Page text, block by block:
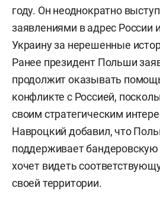
году. Он неоднократно
заявлениями в адрес России
Украину за нерешенные
Ранее президент Польши
продолжит оказывать
конфликте с Россией,
своим стратегическим
Навроцкий добавил, что
поддерживает
хочет видеть
своей территории.